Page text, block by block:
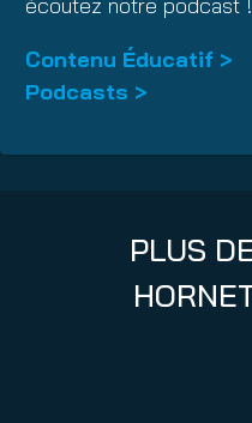
écoutez notre podcast !
Contenu Éducatif >
Podcasts >
PLUS